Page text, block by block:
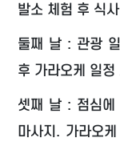
발소 체험 후 식
둘째 날 : 관광
후 가라오케 일
셋째 날 : 점심
마사지. 가라오